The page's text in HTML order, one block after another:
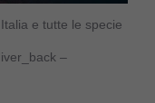
e tutte le specie
–